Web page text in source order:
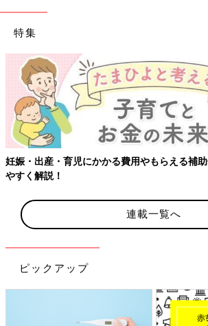
SUBWAYのローストビーフは加熱してるから
うで、久しぶりのローストビーフ.....
ピ＊＊＊＊＊さん
寿司とかローストビーフとか食べたい食べら
くなる😂.....
W＊＊＊＊＊さん
海鮮丼、ローストビーフ食べたいいいいいう
特集
妊娠・出産・育児にかかる費用やもらえる補
やすく解説！
連載一覧へ
ピックアップ